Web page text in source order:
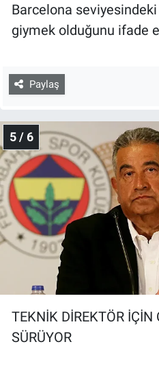
Barcelona
giymek olduğunu ifade
Paylaş
5 / 6
TEKNİK DİREKTÖR
SÜRÜYOR